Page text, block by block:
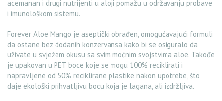
acemanan i drugi nutrijenti u aloji pomažu u održavanju probave
i imunološkom sistemu.
Forever Aloe Mango je aseptički obrađen, omogućavajući formuli
da ostane bez dodanih konzervansa kako bi se osiguralo da
uživate u svježem okusu sa svim moćnim svojstvima aloe. Takođe
je upakovan u PET boce koje se mogu 100% reciklirati i
napravljene od 50% reciklirane plastike nakon upotrebe, što
daje ekološki prihvatljivu bocu koja je lagana, ali izdržljiva.